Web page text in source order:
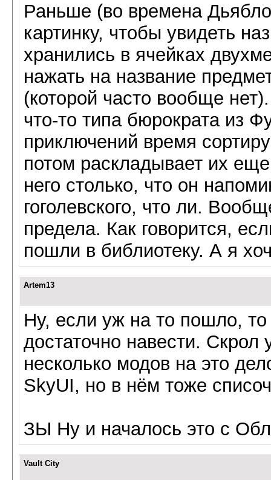
Раньше (во времена
картинку, чтобы увидеть
хранились в ячейках
нажать на название
(которой часто вообще
что-то типа бюрократа из
приключений время
потом раскладывает их
него столько, что он
гоголевского, что ли.
предела. Как говорится,
пошли в библиотеку. А я
Artem13
Ну, если уж на то пошло, то
достаточно навести. Скрол
несколько модов на это
SkyUI, но в нём тоже
ЗЫ Ну и началось это с
Vault City